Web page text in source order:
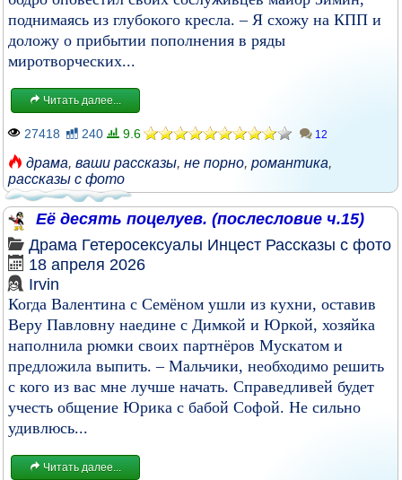
поднимаясь из глубокого кресла. – Я схожу на КПП и
доложу о прибытии пополнения в ряды
миротворческих...
Читать далее...
27418 240 9.6 12
драма, ваши рассказы, не порно, романтика,
рассказы с фото
Её десять поцелуев. (послесловие ч.15)
Драма Гетеросексуалы Инцест Рассказы с фото
18 апреля 2026
Irvin
Когда Валентина с Семёном ушли из кухни, оставив
Веру Павловну наедине с Димкой и Юркой, хозяйка
наполнила рюмки своих партнёров Мускатом и
предложила выпить. – Мальчики, необходимо решить
с кого из вас мне лучше начать. Справедливей будет
учесть общение Юрика с бабой Софой. Не сильно
удивлюсь...
Читать далее...